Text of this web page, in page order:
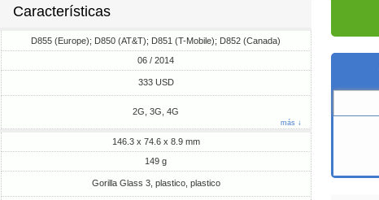
Características
D855 (Europe); D850 (AT&T); D851 (T-Mobile); D852 (Canada)
06 / 2014
333 USD
2G, 3G, 4G
más ↓
146.3 x 74.6 x 8.9 mm
149 g
Gorilla Glass 3, plastico, plastico